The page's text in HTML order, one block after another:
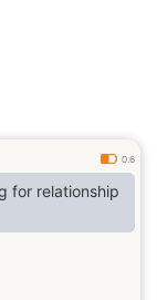
0.6
for relationship